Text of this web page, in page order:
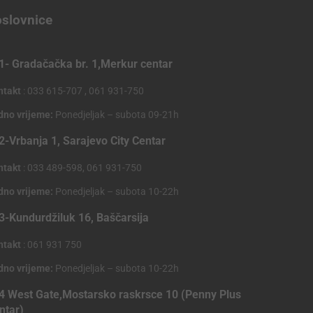
Gradačačka br. 1,Merkur centar
: 033 615-707 , 061 931-750
vrijeme: Ponedjeljak – subota 09-21h
Vrbanja 1, Sarajevo City Centar
: 033 489-598, 061 931-750
vrijeme: Ponedjeljak – subota 10-22h
Kundurdžiluk 16, Baščarsija
: 061 931 750
vrijeme: Ponedjeljak – subota 10-22h
West Gate,Mostarsko raskrsce 10 (Penny Plus